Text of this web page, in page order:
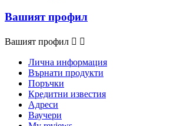
Вашият профил
Вашият профил  
Лична информация
Върнати продукти
Поръчки
Кредитни известия
Адреси
Ваучери